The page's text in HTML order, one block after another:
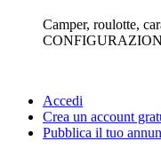
Camper, roulotte,
Accedi
Crea un account
Pubblica il tuo